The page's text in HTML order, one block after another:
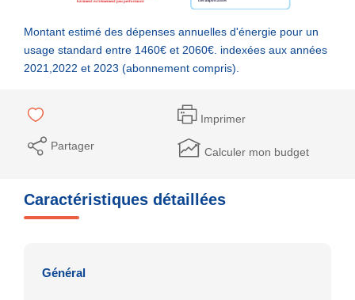
Montant estimé des dépenses annuelles d'énergie pour un
usage standard entre 1460€ et 2060€. indexées aux années
2021,2022 et 2023 (abonnement compris).
Imprimer
Partager Calculer mon budget
Caractéristiques détaillées
Général